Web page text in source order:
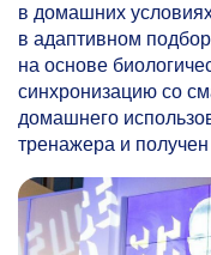
в домашних
в адаптивном
на основе
синхронизацию со
домашнего
тренажера и получен